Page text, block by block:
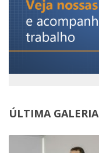
ÚLTIMA GALERIA